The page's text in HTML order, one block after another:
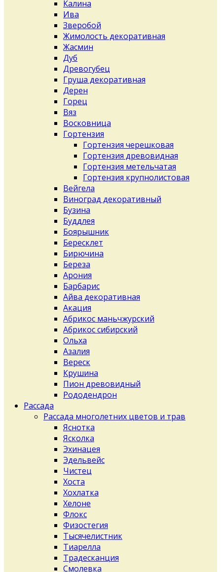
Калина
Ива
Зверобой
Жимолость декоративная
Жасмин
Дуб
Древогубец
Груша декоративная
Дерен
Горец
Вяз
Восковница
Гортензия
Гортензия черешковая
Гортензия древовидная
Гортензия метельчатая
Гортензия крупнолистовая
Вейгела
Виноград декоративный
Бузина
Буддлея
Боярышник
Бересклет
Бирючина
Береза
Арония
Барбарис
Айва декоративная
Акация
Абрикос маньчжурский
Абрикос сибирский
Ольха
Азалия
Вереск
Крушина
Пион древовидный
Рододендрон
Рассада
Рассада многолетних цветов и трав
Яснотка
Ясколка
Эхинацея
Эдельвейс
Чистец
Хоста
Хохлатка
Хелоне
Флокс
Физостегия
Тысячелистник
Тиарелла
Традесканция
Смолевка